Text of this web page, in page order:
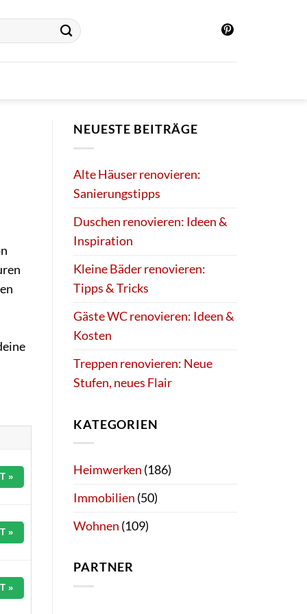
»
»
»
NEUESTE BEITRÄGE
Alte Häuser renovieren:
Sanierungstipps
Duschen renovieren: Ideen &
Inspiration
Kleine Bäder renovieren:
Tipps & Tricks
Gäste WC renovieren: Ideen &
Kosten
Treppen renovieren: Neue
Stufen, neues Flair
KATEGORIEN
Heimwerken (186)
Immobilien (50)
Wohnen (109)
PARTNER